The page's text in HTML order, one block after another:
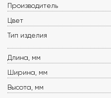
Производитель
Цвет
Тип изделия
Длина, мм
Ширина, мм
Высота, мм